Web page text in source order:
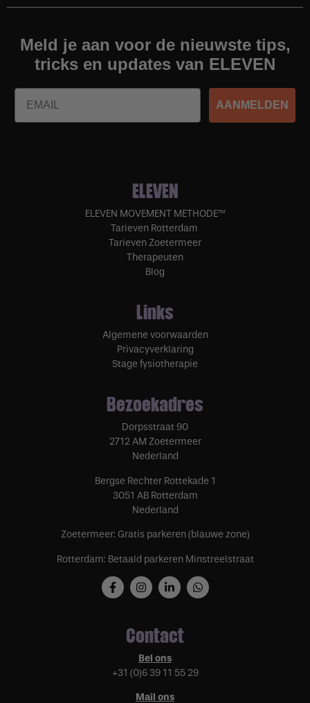
Meld je aan voor de nieuwste tips,
tricks en updates van ELEVEN
Email
AANMELDEN
ELEVEN
ELEVEN MOVEMENT METHODE™
Tarieven Rotterdam
Tarieven Zoetermeer
Therapeuten
Blog
Links
Algemene voorwaarden
Privacyverklaring
Stage fysiotherapie
Bezoekadres
Dorpsstraat 90
2712 AM Zoetermeer
Nederland
Bergse Rechter Rottekade 1
3051 AB Rotterdam
Nederland
Zoetermeer: Gratis parkeren (blauwe zone)
Rotterdam: Betaald parkeren Minstreelstraat
Contact
Bel ons
+31 (0)6 39 11 55 29
Mail ons